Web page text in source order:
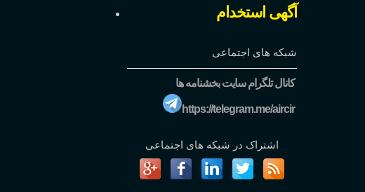
آگهی استخدام
شبکه های اجتماعی
کانال تلگرام سایت بخشنامه ها
https://telegram.me/aircir
اشتراک در شبکه های اجتماعی